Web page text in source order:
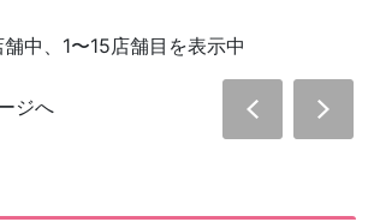
舗中、1〜15店舗目を表示中
ジへ